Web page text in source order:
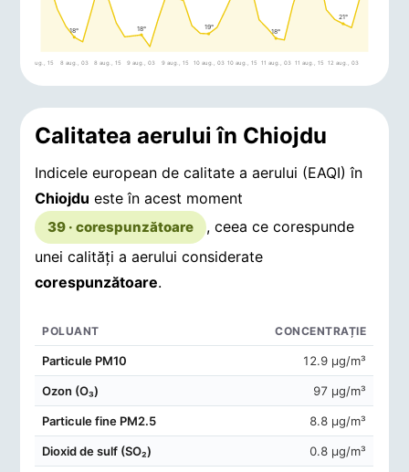
7 aug., 15
18°
8 aug., 03 8 aug., 15
18°
9 aug., 03 9 aug., 15
19°
10 aug., 03 10 aug., 15
18°
11 aug., 03 11 aug., 15
21°
12 aug., 03
Calitatea aerului în Chiojdu
Indicele european de calitate a aerului (EAQI) în
Chiojdu este în acest moment
39 · corespunzătoare
, ceea ce corespunde
unei calități a aerului considerate
corespunzătoare.
POLUANT CONCENTRAȚIE
Particule PM10 12.9 μg/m³
Ozon (O₃) 97 μg/m³
Particule fine PM2.5 8.8 μg/m³
Dioxid de sulf (SO₂) 0.8 μg/m³